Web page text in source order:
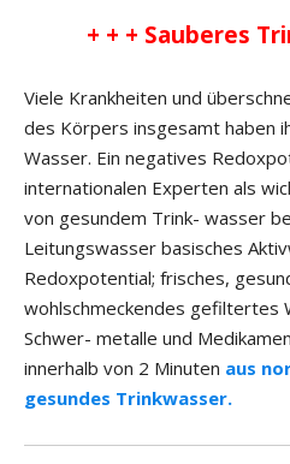
+ + + Sauberes
Viele Krankheiten und
des Körpers insgesamt haben
Wasser. Ein negatives
internationalen Experten als
von gesundem Trink- wasser
Leitungswasser basisches
Redoxpotential; frisches,
wohlschmeckendes gefiltertes
Schwer- metalle und
innerhalb von 2 Minuten aus
gesundes Trinkwasser.